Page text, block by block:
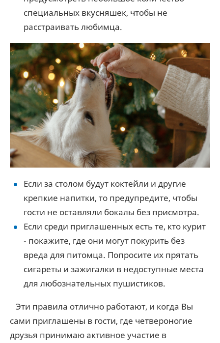
специальных вкусняшек, чтобы не
расстраивать любимца.
Если за столом будут коктейли и другие
крепкие напитки, то предупредите, чтобы
гости не оставляли бокалы без присмотра.
Если среди приглашенных есть те, кто курит
- покажите, где они могут покурить без
вреда для питомца. Попросите их прятать
сигареты и зажигалки в недоступные места
для любознательных пушистиков.
Эти правила отлично работают, и когда Вы
сами приглашены в гости, где четвероногие
друзья принимаю активное участие в